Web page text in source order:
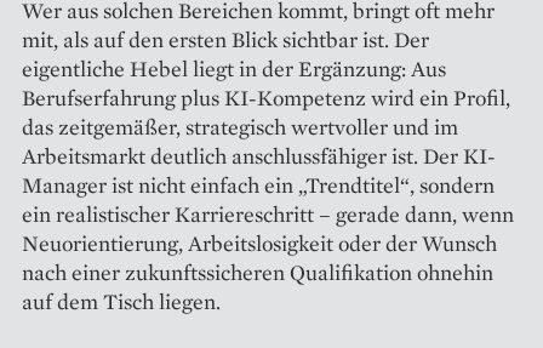
Wer aus solchen Bereichen kommt, bringt oft mehr
mit, als auf den ersten Blick sichtbar ist. Der
eigentliche Hebel liegt in der Ergänzung: Aus
Berufserfahrung plus KI-Kompetenz wird ein Profil,
das zeitgemäßer, strategisch wertvoller und im
Arbeitsmarkt deutlich anschlussfähiger ist. Der KI-
Manager ist nicht einfach ein „Trendtitel“, sondern
ein realistischer Karriereschritt – gerade dann, wenn
Neuorientierung, Arbeitslosigkeit oder der Wunsch
nach einer zukunftssicheren Qualifikation ohnehin
auf dem Tisch liegen.